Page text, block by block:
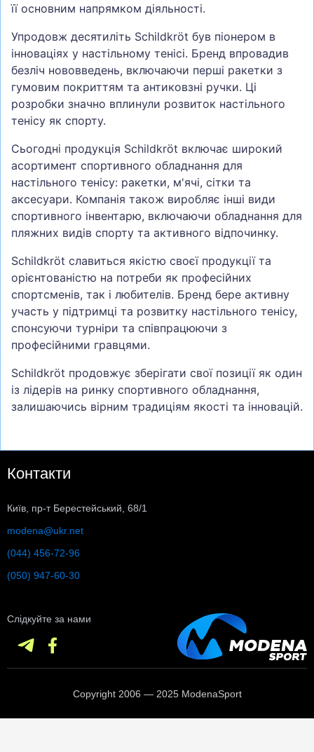
її основним напрямком діяльності.
Упродовж десятиліть Schildkröt був піонером в
інноваціях у настільному тенісі. Бренд впровадив
безліч нововведень, включаючи перші ракетки з
гумовим покриттям та антиковзні ручки. Ці
розробки значно вплинули розвиток настільного
тенісу як спорту.
Сьогодні продукція Schildkröt включає широкий
асортимент спортивного обладнання для
настільного тенісу: ракетки, м'ячі, сітки та
аксесуари. Компанія також виробляє інші види
спортивного інвентарю, включаючи обладнання для
пляжних видів спорту та активного відпочинку.
Schildkröt славиться якістю своєї продукції та
орієнтованістю на потреби як професійних
спортсменів, так і любителів. Бренд бере активну
участь у підтримці та розвитку настільного тенісу,
спонсуючи турніри та співпрацюючи з
професійними гравцями.
Schildkröt продовжує зберігати свої позиції як один
із лідерів на ринку спортивного обладнання,
залишаючись вірним традиціям якості та інновацій.
Контакти
Київ, пр-т Берестейський, 68/1
modena@ukr.net
(044) 456-72-96
(050) 947-60-30
Слідкуйте за нами
Copyright 2006 — 2025 ModenaSport